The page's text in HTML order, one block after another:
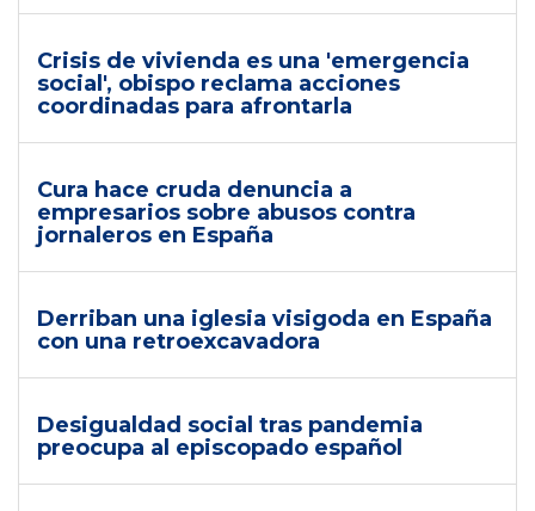
Crisis de vivienda es una 'emergencia
social', obispo reclama acciones
coordinadas para afrontarla
Cura hace cruda denuncia a
empresarios sobre abusos contra
jornaleros en España
Derriban una iglesia visigoda en España
con una retroexcavadora
Desigualdad social tras pandemia
preocupa al episcopado español